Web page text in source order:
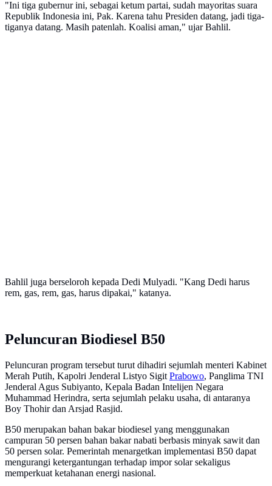
"Ini tiga gubernur ini, sebagai ketum partai, sudah mayoritas suara
Republik Indonesia ini, Pak. Karena tahu Presiden datang, jadi tiga-
tiganya datang. Masih patenlah. Koalisi aman," ujar Bahlil.
Bahlil juga berseloroh kepada Dedi Mulyadi. "Kang Dedi harus
rem, gas, rem, gas, harus dipakai," katanya.
Peluncuran Biodiesel B50
Peluncuran program tersebut turut dihadiri sejumlah menteri Kabinet
Merah Putih, Kapolri Jenderal Listyo Sigit Prabowo, Panglima TNI
Jenderal Agus Subiyanto, Kepala Badan Intelijen Negara
Muhammad Herindra, serta sejumlah pelaku usaha, di antaranya
Boy Thohir dan Arsjad Rasjid.
B50 merupakan bahan bakar biodiesel yang menggunakan
campuran 50 persen bahan bakar nabati berbasis minyak sawit dan
50 persen solar. Pemerintah menargetkan implementasi B50 dapat
mengurangi ketergantungan terhadap impor solar sekaligus
memperkuat ketahanan energi nasional.